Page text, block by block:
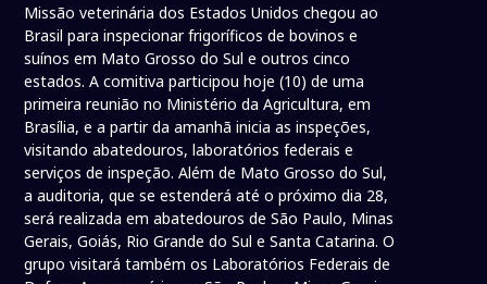
Missão veterinária dos Estados Unidos chegou ao
Brasil para inspecionar frigoríficos de bovinos e
suínos em Mato Grosso do Sul e outros cinco
estados. A comitiva participou hoje (10) de uma
primeira reunião no Ministério da Agricultura, em
Brasília, e a partir da amanhã inicia as inspeções,
visitando abatedouros, laboratórios federais e
serviços de inspeção. Além de Mato Grosso do Sul,
a auditoria, que se estenderá até o próximo dia 28,
será realizada em abatedouros de São Paulo, Minas
Gerais, Goiás, Rio Grande do Sul e Santa Catarina. O
grupo visitará também os Laboratórios Federais de